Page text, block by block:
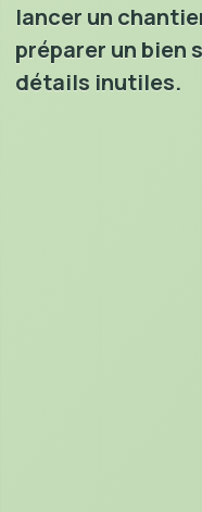
lancer un
préparer un bien
détails inutiles.